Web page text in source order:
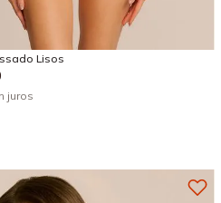
Adicionar na sacola
Lisos
juros